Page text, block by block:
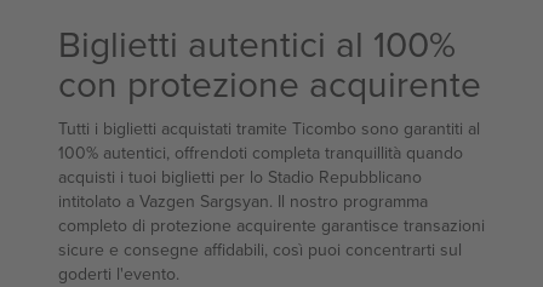
Biglietti autentici al 100%
con protezione acquirente
Tutti i biglietti acquistati tramite Ticombo sono garantiti al
100% autentici, offrendoti completa tranquillità quando
acquisti i tuoi biglietti per lo Stadio Repubblicano
intitolato a Vazgen Sargsyan. Il nostro programma
completo di protezione acquirente garantisce transazioni
sicure e consegne affidabili, così puoi concentrarti sul
goderti l'evento.